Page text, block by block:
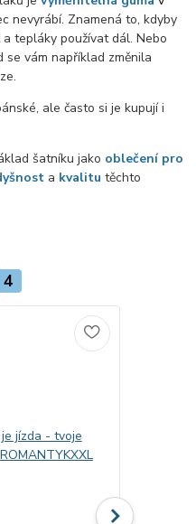
nevyrábí. Znamená to, kdyby
tepláky používat dál. Nebo
se vám například změnila
ale často si je kupují i
šatníku jako oblečení pro
a kvalitu těchto
4